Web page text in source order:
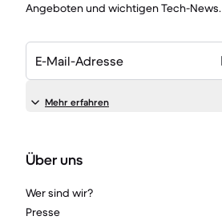
Angeboten und wichtigen Tech-News.
E-Mail-Adresse
Mehr erfahren
Über uns
Wer sind wir?
Presse